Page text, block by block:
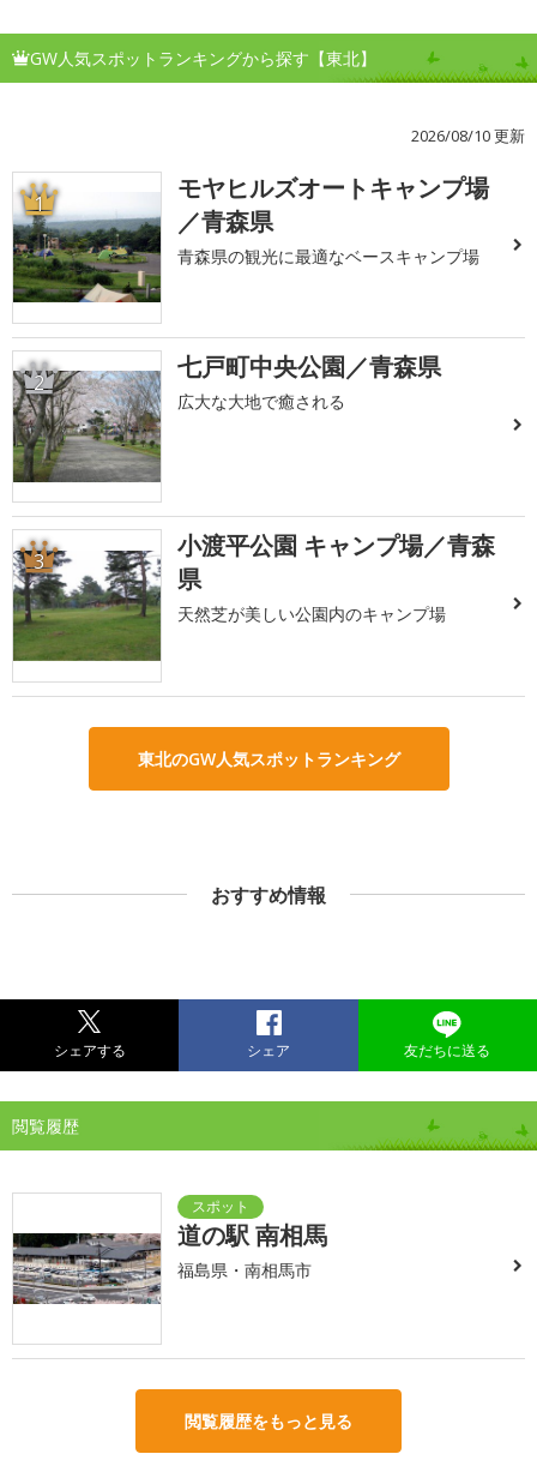
GW人気スポットランキングから探す【東北】
2026/08/10 更新
1
モヤヒルズオートキャンプ場
／青森県
青森県の観光に最適なベースキャンプ場
2 七戸町中央公園／青森県
広大な大地で癒される
3
小渡平公園 キャンプ場／青森
県
天然芝が美しい公園内のキャンプ場
東北のGW人気スポットランキング
おすすめ情報
シェアする シェア 友だちに送る
閲覧履歴
道の駅 南相馬
福島県・南相馬市
閲覧履歴をもっと見る